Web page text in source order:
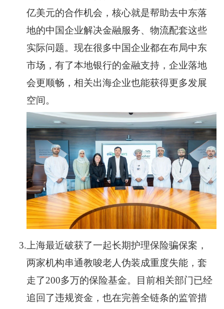
亿美元的合作机会，核心就是帮助去中东落
地的中国企业解决金融服务、物流配套这些
实际问题。现在很多中国企业都在布局中东
市场，有了本地银行的金融支持，企业落地
会更顺畅，相关出海企业也能获得更多发展
空间。
3. 上海最近破获了一起长期护理保险骗保案，
两家机构串通教唆老人伪装成重度失能，套
走了200多万的保险基金。目前相关部门已经
追回了违规资金，也在完善全链条的监管措